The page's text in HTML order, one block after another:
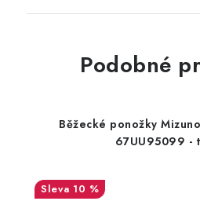
Podobné
Běžecké ponožky
67UU95099 -
10 %